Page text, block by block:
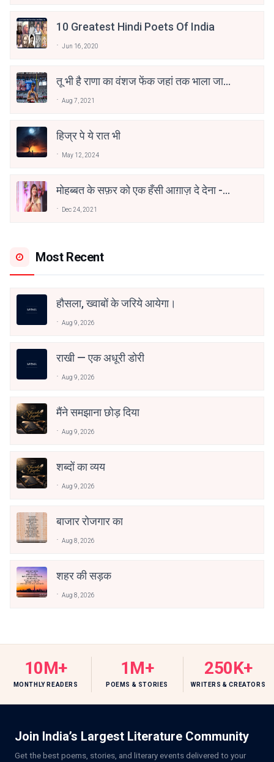
10 Greatest Hindi Poets Of India
Jun 16, 2020
तू भी है राणा का वंशज फेंक जहां तक भाला जाए:
Aug 7, 2021
हिज्र पे ये रात भी
May 12, 2024
मोहब्बत के सफ़र को एक हँसी आग़ाज़ दे देना -
Dec 24, 2021
Most Recent
हौसला, ख्वाबों के जरिये आयेगा।
Aug 9, 2026
राखी — एक अधूरी डोरी
Aug 9, 2026
मैंने समझाना छोड़ दिया
Aug 9, 2026
शब्दों का व्यय
Aug 9, 2026
बाजार रोजगार का
Aug 8, 2026
शहर की सड़क
Aug 8, 2026
10M+
MONTHLY READERS
1M+
POEMS & STORIES
250K+
WRITERS & CREATORS
Join India’s Largest Literature Community
Get the best poems, stories, and literary events delivered to your